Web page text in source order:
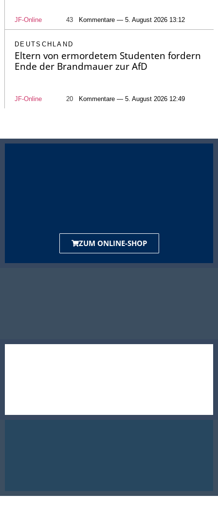
JF-Online 43 Kommentare — 5. August 2026 13:12
DEUTSCHLAND
Eltern von ermordetem Studenten fordern
Ende der Brandmauer zur AfD
JF-Online 20 Kommentare — 5. August 2026 12:49
ZUM ONLINE-SHOP